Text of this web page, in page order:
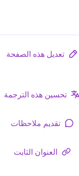
تعديل هذه الصفحة
تحسين هذه الترجمة
تقديم ملاحظات
العنوان الثابت